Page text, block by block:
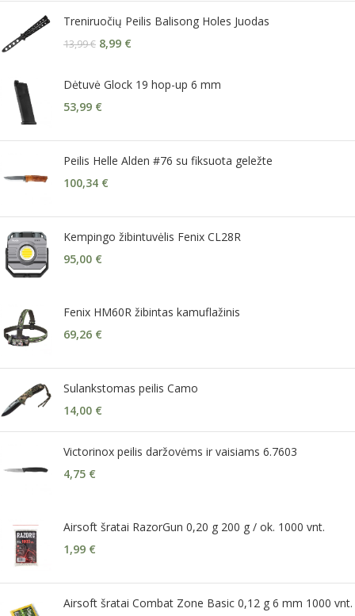
Treniruočių Peilis Balisong Holes Juodas
13,99€ 8,99 €
Dėtuvė Glock 19 hop-up 6 mm
53,99 €
Peilis Helle Alden #76 su fiksuota geležte
100,34 €
Kempingo žibintuvėlis Fenix CL28R
95,00 €
Fenix HM60R žibintas kamuflažinis
69,26 €
Sulankstomas peilis Camo
14,00 €
Victorinox peilis daržovėms ir vaisiams 6.7603
4,75 €
Airsoft šratai RazorGun 0,20 g 200 g / ok. 1000 vnt.
1,99 €
Airsoft šratai Combat Zone Basic 0,12 g 6 mm 1000 vnt.